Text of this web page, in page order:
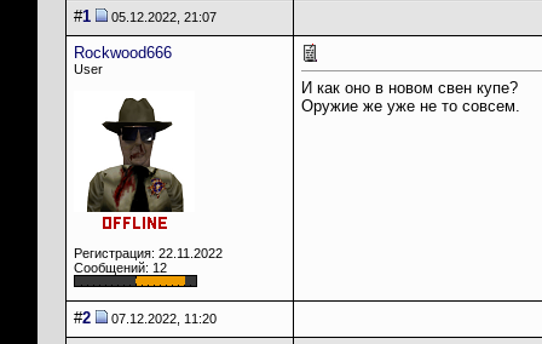
#1 05.12.2022, 21:07
Rockwood666
User
Регистрация: 22.11.2022
Сообщений: 12
И как оно в новом свен купе?
Оружие же уже не то совсем.
#2 07.12.2022, 11:20